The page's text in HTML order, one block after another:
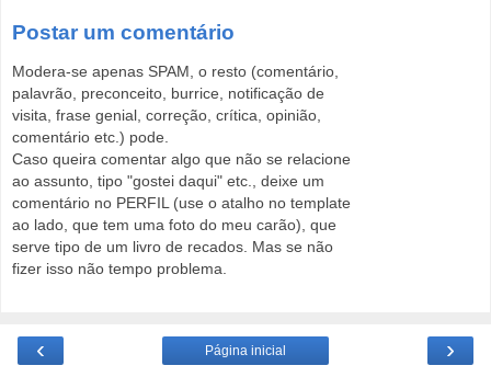
Postar um comentário
Modera-se apenas SPAM, o resto (comentário,
palavrão, preconceito, burrice, notificação de
visita, frase genial, correção, crítica, opinião,
comentário etc.) pode.
Caso queira comentar algo que não se relacione
ao assunto, tipo "gostei daqui" etc., deixe um
comentário no PERFIL (use o atalho no template
ao lado, que tem uma foto do meu carão), que
serve tipo de um livro de recados. Mas se não
fizer isso não tempo problema.
‹ ›
Página inicial